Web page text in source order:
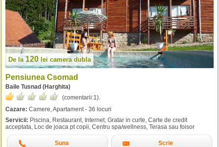
De la120 lei camera dubla
Pensiunea Csomad
Baile Tusnad (Harghita)
(comentarii:1).
Cazare: Camere, Apartament - 36 locuri
Servicii: Piscina, Restaurant, Internet, Gratar in curte, Carte de credit
acceptata, Loc de joaca pt copii, Centru spa/wellness, Terasa sau foisor
Suna Scrie